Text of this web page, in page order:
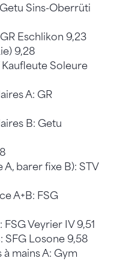
Sins-Oberrüti
Eschlikon 9,23
9,28
Soleure
A: GR
B: Getu
barer fixe B): STV
A+B: FSG
Veyrier IV 9,51
Losone 9,58
mains A: Gym